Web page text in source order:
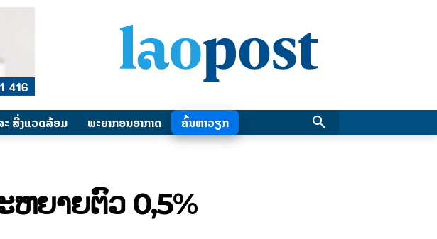
ະ ສີ່ງແວດລ້ອມ ພະຍາກອນອາກາດ ຄົ້ນຫາວຽກ
ຫຍາຍຕົວ​ 0,5%